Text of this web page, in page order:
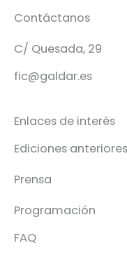
Contáctanos
C/ Quesada, 29
fic@galdar.es
Enlaces de interés
Ediciones anteriores
Prensa
Programación
FAQ